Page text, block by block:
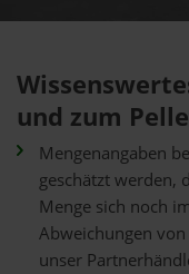
und zum
Mengenangaben
geschätzt werden,
Menge sich noch
Abweichungen
unser